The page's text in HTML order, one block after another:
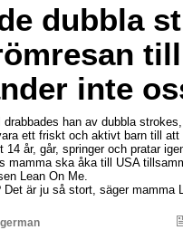
dubbla
inte
han av dubbla
ett friskt och aktivt barn till
år, går, springer och pratar
mamma ska åka till USA
Lean On Me.
är ju så stort, säger mamma